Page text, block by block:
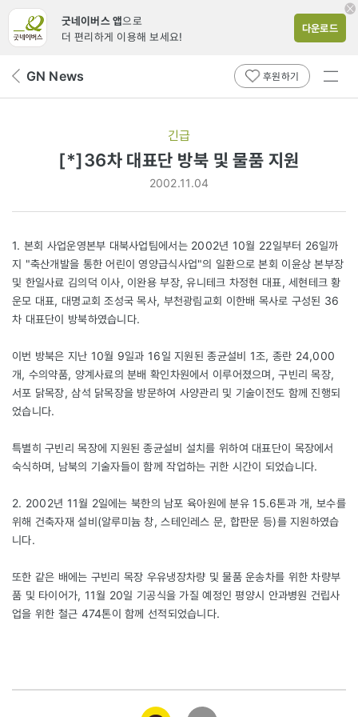
굿네이버스 앱으로
더 편리하게 이용해 보세요!
다운로드
뒤 GN News 후원하기
전체
긴급
[*]36차 대표단 방북 및 물품 지원
2002.11.04
1. 본회 사업운영본부 대북사업팀에서는 2002년 10월 22일부터 26일까
지 "축산개발을 통한 어린이 영양급식사업"의 일환으로 본회 이윤상 본부장
및 한일사료 김의덕 이사, 이완용 부장, 유니테크 차정현 대표, 세현테크 황
운모 대표, 대명교회 조성국 목사, 부천광림교회 이한배 목사로 구성된 36
차 대표단이 방북하였습니다.
이번 방북은 지난 10월 9일과 16일 지원된 종균설비 1조, 종란 24,000
개, 수의약품, 양계사료의 분배 확인차원에서 이루어졌으며, 구빈리 목장,
서포 닭목장, 삼석 닭목장을 방문하여 사양관리 및 기술이전도 함께 진행되
었습니다.
특별히 구빈리 목장에 지원된 종균설비 설치를 위하여 대표단이 목장에서
숙식하며, 남북의 기술자들이 함께 작업하는 귀한 시간이 되었습니다.
2. 2002년 11월 2일에는 북한의 남포 육아원에 분유 15.6톤과 개, 보수를
위해 건축자재 설비(알루미늄 창, 스테인레스 문, 합판문 등)를 지원하였습
니다.
또한 같은 배에는 구빈리 목장 우유냉장차량 및 물품 운송차를 위한 차량부
품 및 타이어가, 11월 20일 기공식을 가질 예정인 평양시 안과병원 건립사
업을 위한 철근 474톤이 함께 선적되었습니다.
카카오